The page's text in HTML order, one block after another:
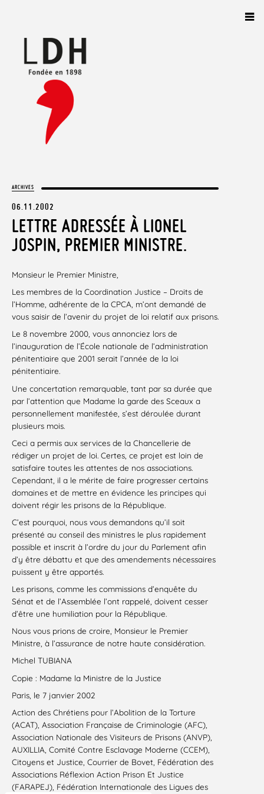
ARCHIVES
06.11.2002
LETTRE ADRESSÉE À LIONEL
JOSPIN, PREMIER MINISTRE.
Monsieur le Premier Ministre,
Les membres de la Coordination Justice – Droits de
l’Homme, adhérente de la CPCA, m’ont demandé de
vous saisir de l’avenir du projet de loi relatif aux prisons.
Le 8 novembre 2000, vous annonciez lors de
l’inauguration de l’École nationale de l’administration
pénitentiaire que 2001 serait l’année de la loi
pénitentiaire.
Une concertation remarquable, tant par sa durée que
par l’attention que Madame la garde des Sceaux a
personnellement manifestée, s’est déroulée durant
plusieurs mois.
Ceci a permis aux services de la Chancellerie de
rédiger un projet de loi. Certes, ce projet est loin de
satisfaire toutes les attentes de nos associations.
Cependant, il a le mérite de faire progresser certains
domaines et de mettre en évidence les principes qui
doivent régir les prisons de la République.
C’est pourquoi, nous vous demandons qu’il soit
présenté au conseil des ministres le plus rapidement
possible et inscrit à l’ordre du jour du Parlement afin
d’y être débattu et que des amendements nécessaires
puissent y être apportés.
Les prisons, comme les commissions d’enquête du
Sénat et de l’Assemblée l’ont rappelé, doivent cesser
d’être une humiliation pour la République.
Nous vous prions de croire, Monsieur le Premier
Ministre, à l’assurance de notre haute considération.
Michel TUBIANA
Copie : Madame la Ministre de la Justice
Paris, le 7 janvier 2002
Action des Chrétiens pour l’Abolition de la Torture
(ACAT), Association Française de Criminologie (AFC),
Association Nationale des Visiteurs de Prisons (ANVP),
AUXILLIA, Comité Contre Esclavage Moderne (CCEM),
Citoyens et Justice, Courrier de Bovet, Fédération des
Associations Réflexion Action Prison Et Justice
(FARAPEJ), Fédération Internationale des Ligues des